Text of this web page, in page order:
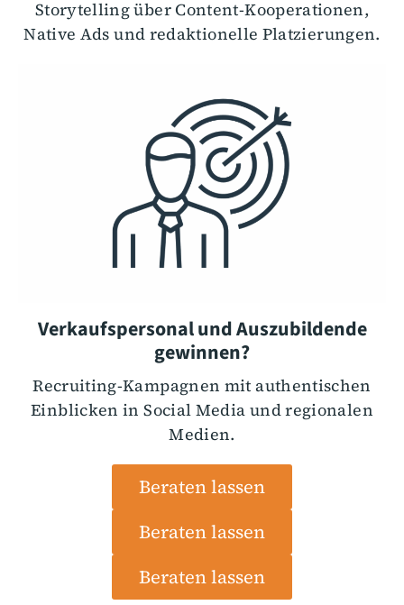
Storytelling über Content-Kooperationen,
Native Ads und redaktionelle Platzierungen.
Verkaufspersonal und Auszubildende
gewinnen?
Recruiting-Kampagnen mit authentischen
Einblicken in Social Media und regionalen
Medien.
Beraten lassen
Beraten lassen
Beraten lassen